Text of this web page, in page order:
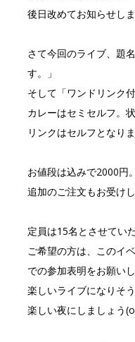
後日改めてお知らせしま
さて今回のライブ、題
す。」
そして「ワンドリンク付
カレーはセミセルフ。
リンクはセルフとなりま
お値段は込みで2000円。
追加のご注文もお受けし
定員は15名とさせてい
ご希望の方は、このイ
での参加表明をお願いし
楽しいライブになりそう
楽しい夜にしましょう